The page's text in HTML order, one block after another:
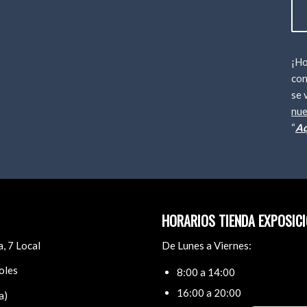
se
“
7 Local
HORARIOS TIENDA
De Lunes a Viernes:
8:00 a 14:00
16:00 a 20:00